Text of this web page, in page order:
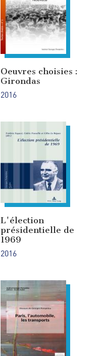
Oeuvres choisies :
Girondas
2016
L'élection
présidentielle de
1969
2016